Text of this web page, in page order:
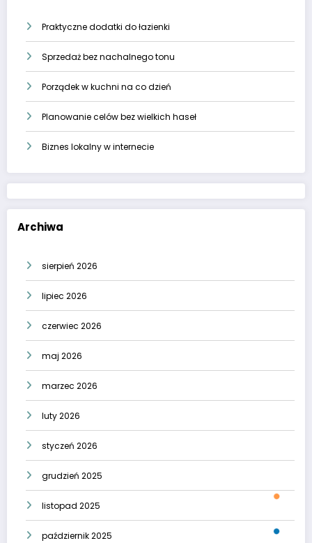
Praktyczne dodatki do łazienki
Sprzedaż bez nachalnego tonu
Porządek w kuchni na co dzień
Planowanie celów bez wielkich haseł
Biznes lokalny w internecie
Archiwa
sierpień 2026
lipiec 2026
czerwiec 2026
maj 2026
marzec 2026
luty 2026
styczeń 2026
grudzień 2025
listopad 2025
październik 2025